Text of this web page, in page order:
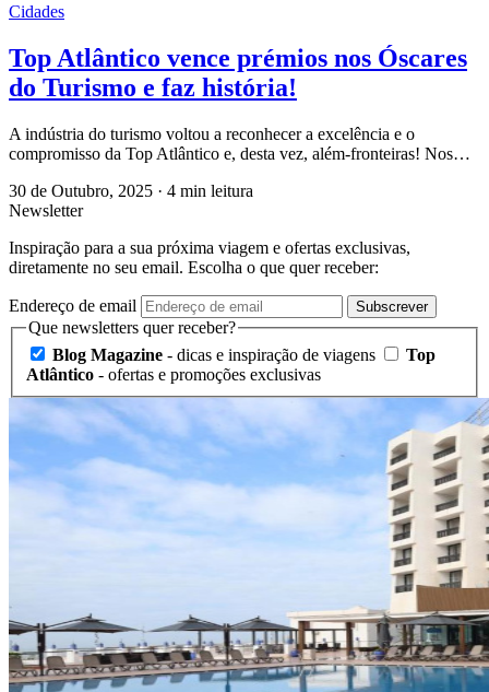
Cidades
Top Atlântico vence prémios nos Óscares
do Turismo e faz história!
A indústria do turismo voltou a reconhecer a excelência e o
compromisso da Top Atlântico e, desta vez, além-fronteiras! Nos…
30 de Outubro, 2025 · 4 min leitura
Newsletter
Inspiração para a sua próxima viagem e ofertas exclusivas,
diretamente no seu email. Escolha o que quer receber:
Endereço de email Subscrever
Que newsletters quer receber?
Blog Magazine - dicas e inspiração de viagens
Top
Atlântico - ofertas e promoções exclusivas